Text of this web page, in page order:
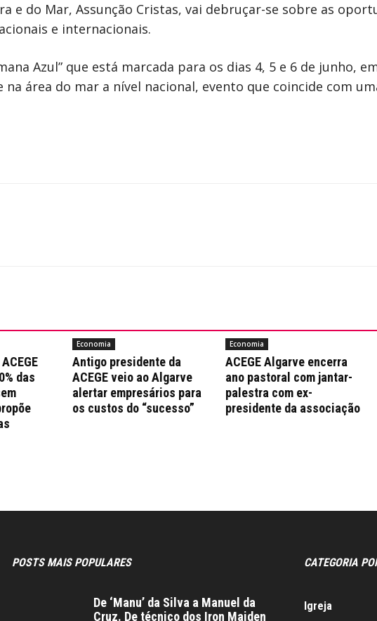
e do Mar, Assunção Cristas, vai debruçar-se sobre as
e internacionais.
Azul” que está marcada para os dias 4, 5 e 6 de junho,
área do mar a nível nacional, evento que coincide com
das
Economia
Antigo presidente da
ACEGE veio ao Algarve
alertar empresários para
os custos do “sucesso”
Economia
ACEGE Algarve encerra
ano pastoral com jantar-
palestra com ex-
presidente da associação
POSTS MAIS POPULARES
De ‘Manu’ da Silva a Manuel da
Cruz. De técnico dos Iron Maiden
CATEGORIA
Igreja